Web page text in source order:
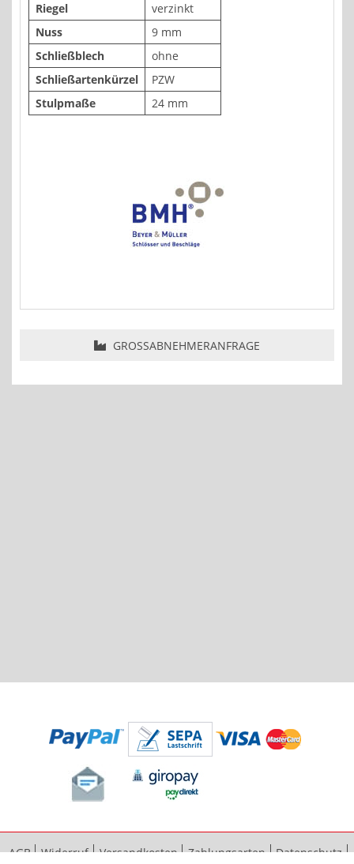
Riegel
verzinkt
Nuss
9 mm
Schließblech
ohne
Schließartenkürzel
PZW
Stulpmaße
24 mm
GROSSABNEHMERANFRAGE
AGB Widerruf Versandkosten Zahlungsarten
Datenschutz